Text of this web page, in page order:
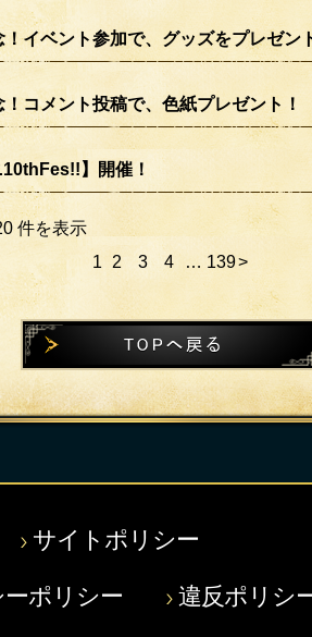
！イベント参加で、グッズをプレゼン
コメント投稿で、色紙プレゼント！
10thFes!!】開催！
件を表示
1
2 3 4 … 139>
サイトポリシー
ポリシー 違反ポリシ